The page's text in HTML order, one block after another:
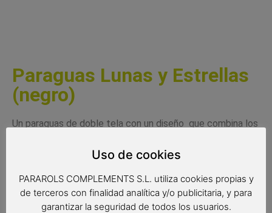
Paraguas Lunas y Estrellas
(negro)
Un paraguas de doble tela con un diseño que combina los
un estampado diferente en el interior y en el exterior con
y de gran calidad.
Radio de tela: 61 cm.
Uso de cookies
PARAROLS COMPLEMENTS S.L. utiliza cookies propias y
de terceros con finalidad analítica y/o publicitaria, y para
garantizar la seguridad de todos los usuarios.